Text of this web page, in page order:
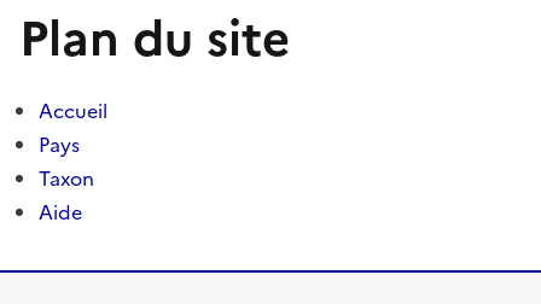
Plan du site
Accueil
Pays
Taxon
Aide